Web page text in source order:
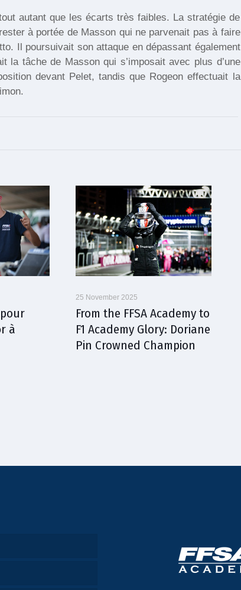
autant que les écarts très faibles. La stratégie de
à portée de Masson qui ne parvenait pas à faire
Il poursuivait son attaque en dépassant également
tâche de Masson qui s’imposait avec plus d’une
devant Pelet, tandis que Rogeon effectuait la
à
25 November 2025
From the FFSA Academy to
F1 Academy Glory: Doriane
Pin Crowned Champion